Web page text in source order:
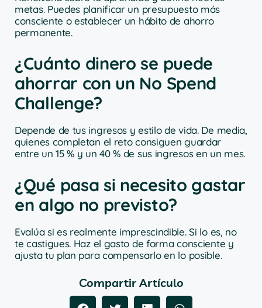
metas. Puedes planificar un presupuesto más
consciente o establecer un hábito de ahorro
permanente.
¿Cuánto dinero se puede
ahorrar con un No Spend
Challenge?
Depende de tus ingresos y estilo de vida. De media,
quienes completan el reto consiguen guardar
entre un 15 % y un 40 % de sus ingresos en un mes.
¿Qué pasa si necesito gastar
en algo no previsto?
Evalúa si es realmente imprescindible. Si lo es, no
te castigues. Haz el gasto de forma consciente y
ajusta tu plan para compensarlo en lo posible.
Compartir Artículo